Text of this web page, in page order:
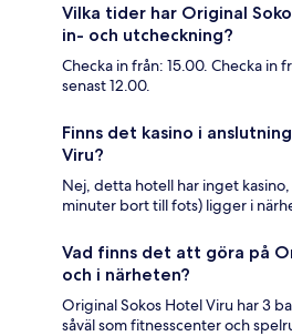
Vilka tider har Original
in- och utcheckning?
Checka in från: 15.00. Checka in
senast 12.00.
Finns det kasino i
Viru?
Nej, detta hotell har inget kasino,
minuter bort till fots) ligger i
Vad finns det att göra på
och i närheten?
Original Sokos Hotel Viru har 3
såväl som fitnesscenter och